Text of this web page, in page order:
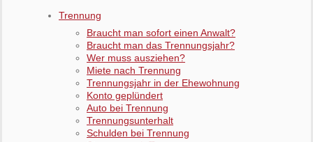
Trennung
Braucht man sofort einen Anwalt?
Braucht man das Trennungsjahr?
Wer muss ausziehen?
Miete nach Trennung
Trennungsjahr in der Ehewohnung
Konto geplündert
Auto bei Trennung
Trennungsunterhalt
Schulden bei Trennung